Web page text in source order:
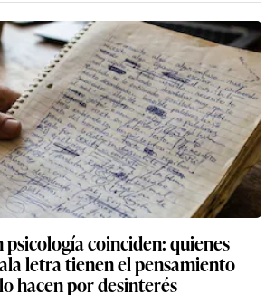
psicología coinciden: quienes
letra tienen el pensamiento
hacen por desinterés